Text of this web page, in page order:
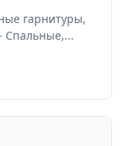
гарнитуры,
Спальные,...